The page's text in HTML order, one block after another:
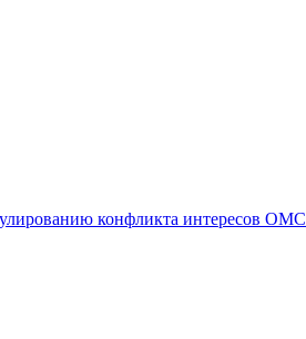
конфликта интересов ОМС